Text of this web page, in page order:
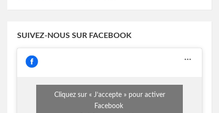
SUIVEZ-NOUS SUR FACEBOOK
Cliquez sur « J’accepte » pour activer
Facebook